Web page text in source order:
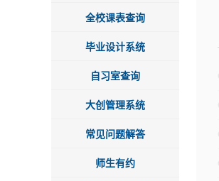
全校课表查询
毕业设计系统
自习室查询
大创管理系统
常见问题解答
师生有约